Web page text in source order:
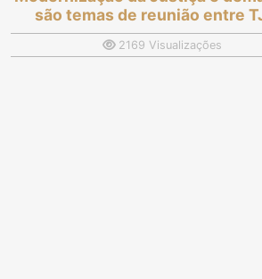
são temas de reunião entre
2169 Visualizações